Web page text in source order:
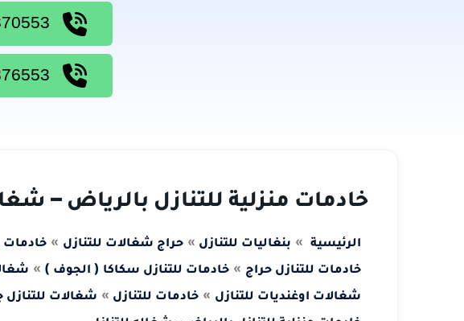
خادمات منزلية للتنازل بالرياض –
الرئيسية بنغاليات للتنازل حراج شغالات للتنازل خادمات
خادمات للتنازل حراج
خادمات للتنازل سكاكا ( الجوف )
شغالات اوغنديات للتنازل
خادمات للتنازل شغالات للتنازل